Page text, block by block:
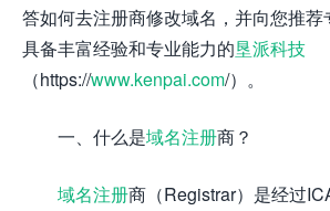
答如何去注册商修改域名，并向您推荐
具备丰富经验和专业能力的垦派科技
（https://www.kenpai.com/）。
一、什么是域名注册商？
域名注册商（Registrar）是经过